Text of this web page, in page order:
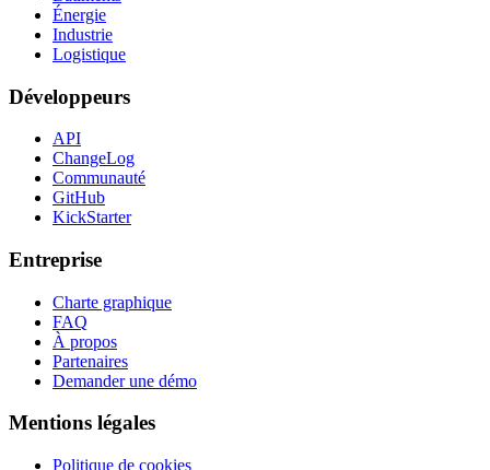
Énergie
Industrie
Logistique
Développeurs
API
ChangeLog
Communauté
GitHub
KickStarter
Entreprise
Charte graphique
FAQ
À propos
Partenaires
Demander une démo
Mentions légales
Politique de cookies